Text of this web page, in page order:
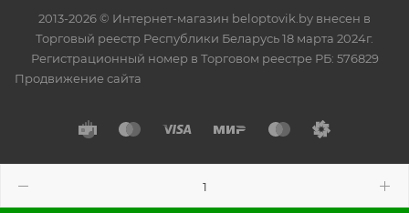
2013-2026 © Интернет-магазин beloptovik.by внесен в
Торговый реестр Республики Беларусь 18 марта 2024г.
Регистрационный номер в Торговом реестре РБ: 576829
Продвижение сайта
Разработано в